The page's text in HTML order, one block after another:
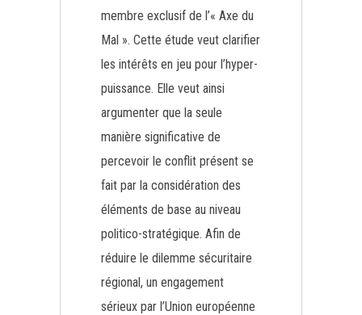
membre exclusif de l’« Axe du
Mal ». Cette étude veut clarifier
les intérêts en jeu pour l’hyper-
puissance. Elle veut ainsi
argumenter que la seule
manière significative de
percevoir le conflit présent se
fait par la considération des
éléments de base au niveau
politico-stratégique. Afin de
réduire le dilemme sécuritaire
régional, un engagement
sérieux par l’Union européenne